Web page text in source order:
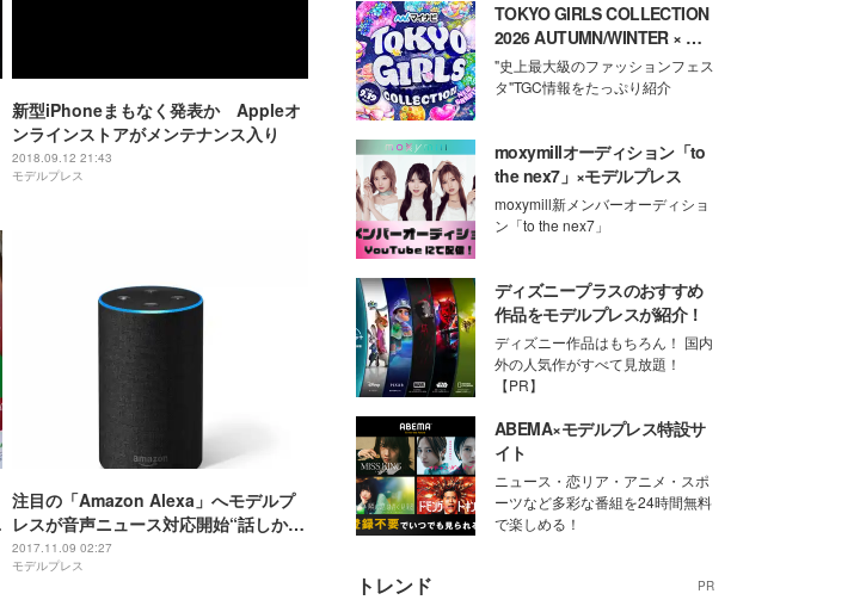
新型iPhoneまもなく発表か Appleオ
ンラインストアがメンテナンス入り
2018.09.12 21:43
モデルプレス
注目の「Amazon Alexa」へモデルプ
レスが音声ニュース対応開始“話しかけ
るだけ”で女子力が上がる最新ニュース
をキャッチ
2017.11.09 02:27
モデルプレス
TOKYO GIRLS COLLECTION
2026 AUTUMN/WINTER × モ
デルプレス
"史上最大級のファッションフェス
タ"TGC情報をたっぷり紹介
moxymillオーディション「to
the nex7」×モデルプレス
moxymill新メンバーオーディショ
ン「to the nex7」
ディズニープラスのおすすめ
作品をモデルプレスが紹介！
ディズニー作品はもちろん！ 国内
外の人気作がすべて見放題！
【PR】
ABEMA×モデルプレス特設サ
イト
ニュース・恋リア・アニメ・スポ
ーツなど多彩な番組を24時間無料
で楽しめる！
トレンド PR